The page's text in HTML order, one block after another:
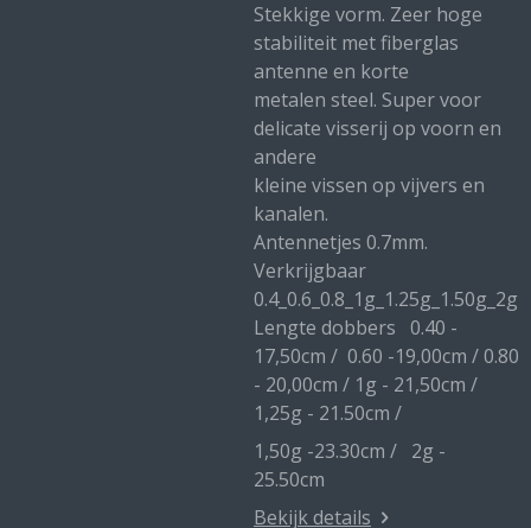
Stekkige vorm. Zeer hoge
stabiliteit met fiberglas
antenne en korte
metalen steel. Super voor
delicate visserij op voorn en
andere
kleine vissen op vijvers en
kanalen.
Antennetjes 0.7mm.
Verkrijgbaar
0.4_0.6_0.8_1g_1.25g_1.50g_2g
Lengte dobbers 0.40 -
17,50cm / 0.60 -19,00cm / 0.80
- 20,00cm / 1g - 21,50cm /
1,25g - 21.50cm /
1,50g -23.30cm / 2g -
25.50cm
Bekijk details